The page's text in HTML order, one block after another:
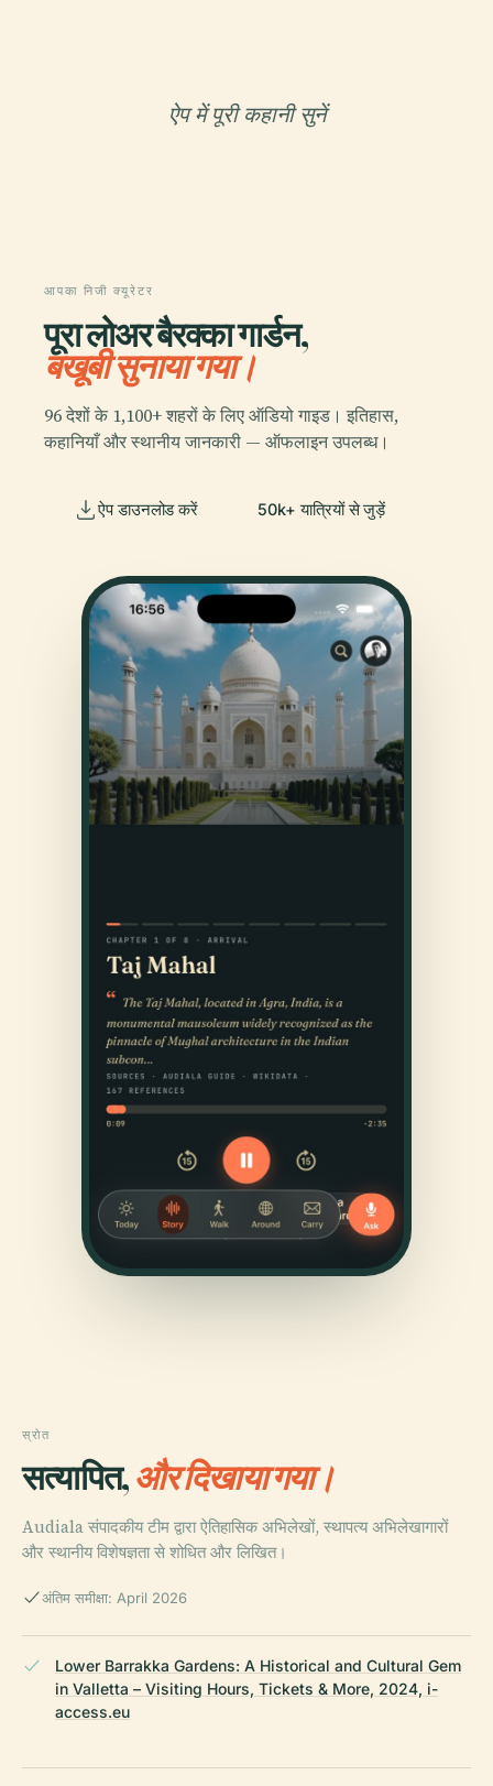
ऐप में पूरी कहानी सुनें
आपका निजी क्यूरेटर
पूरा लोअर बैरक्का गार्डन,
बखूबी सुनाया गया।
96 देशों के 1,100+ शहरों के लिए ऑडियो गाइड। इतिहास,
कहानियाँ और स्थानीय जानकारी — ऑफलाइन उपलब्ध।
ऐप डाउनलोड करें 50k+ यात्रियों से जुड़ें
स्रोत
सत्यापित,और दिखाया गया।
Audiala संपादकीय टीम द्वारा ऐतिहासिक अभिलेखों, स्थापत्य अभिलेखागारों
और स्थानीय विशेषज्ञता से शोधित और लिखित।
अंतिम समीक्षा: April 2026
Lower Barrakka Gardens: A Historical and Cultural Gem
in Valletta – Visiting Hours, Tickets & More, 2024, i-
access.eu